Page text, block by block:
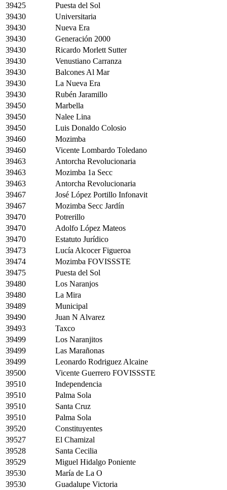
39425
Puesta del Sol
39430
Universitaria
39430
Nueva Era
39430
Generación 2000
39430
Ricardo Morlett Sutter
39430
Venustiano Carranza
39430
Balcones Al Mar
39430
La Nueva Era
39430
Rubén Jaramillo
39450
Marbella
39450
Nalee Lina
39450
Luis Donaldo Colosio
39460
Mozimba
39460
Vicente Lombardo Toledano
39463
Antorcha Revolucionaria
39463
Mozimba 1a Secc
39463
Antorcha Revolucionaria
39467
José López Portillo Infonavit
39467
Mozimba Secc Jardín
39470
Potrerillo
39470
Adolfo López Mateos
39470
Estatuto Jurídico
39473
Lucía Alcocer Figueroa
39474
Mozimba FOVISSSTE
39475
Puesta del Sol
39480
Los Naranjos
39480
La Mira
39489
Municipal
39490
Juan N Alvarez
39493
Taxco
39499
Los Naranjitos
39499
Las Marañonas
39499
Leonardo Rodriguez Alcaine
39500
Vicente Guerrero FOVISSSTE
39510
Independencia
39510
Palma Sola
39510
Santa Cruz
39510
Palma Sola
39520
Constituyentes
39527
El Chamizal
39528
Santa Cecilia
39529
Miguel Hidalgo Poniente
39530
María de La O
39530
Guadalupe Victoria